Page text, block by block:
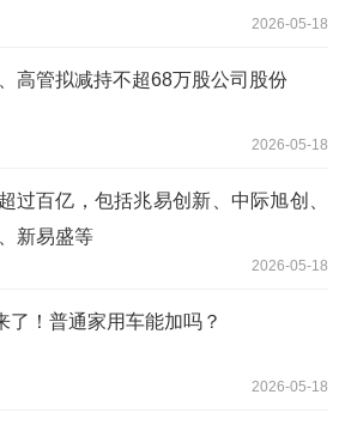
2026-05-18
高管拟减持不超68万股公司股份
2026-05-18
过百亿，包括兆易创新、中际旭创、
新易盛等
2026-05-18
了！普通家用车能加吗？
2026-05-18